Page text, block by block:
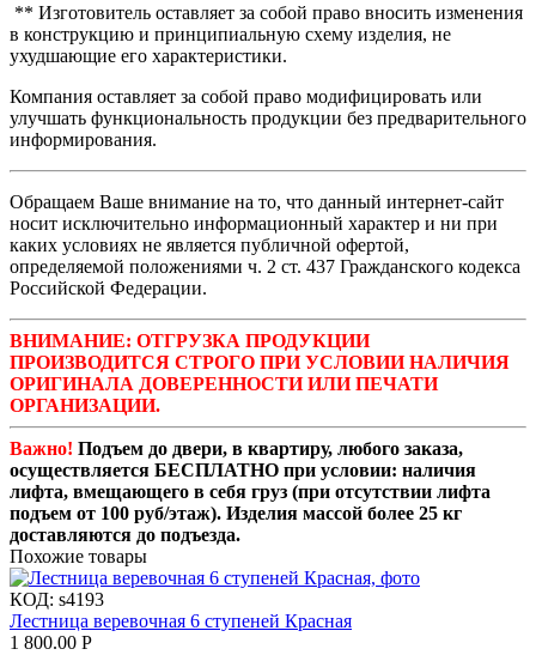
** Изготовитель оставляет за собой право вносить изменения
в конструкцию и принципиальную схему изделия, не
ухудшающие его характеристики.
Компания оставляет за собой право модифицировать или
улучшать функциональность продукции без предварительного
информирования.
Обращаем Ваше внимание на то, что данный интернет-сайт
носит исключительно информационный характер и ни при
каких условиях не является публичной офертой,
определяемой положениями ч. 2 ст. 437 Гражданского кодекса
Российской Федерации.
ВНИМАНИЕ: ОТГРУЗКА ПРОДУКЦИИ
ПРОИЗВОДИТСЯ СТРОГО ПРИ УСЛОВИИ НАЛИЧИЯ
ОРИГИНАЛА ДОВЕРЕННОСТИ ИЛИ ПЕЧАТИ
ОРГАНИЗАЦИИ.
Важно! Подъем до двери, в квартиру, любого заказа,
осуществляется БЕСПЛАТНО при условии: наличия
лифта, вмещающего в себя груз (при отсутствии лифта
подъем от 100 руб/этаж). Изделия массой более 25 кг
доставляются до подъезда.
Похожие товары
КОД: s4193
Лестница веревочная 6 ступеней Красная
1 800.00 Р